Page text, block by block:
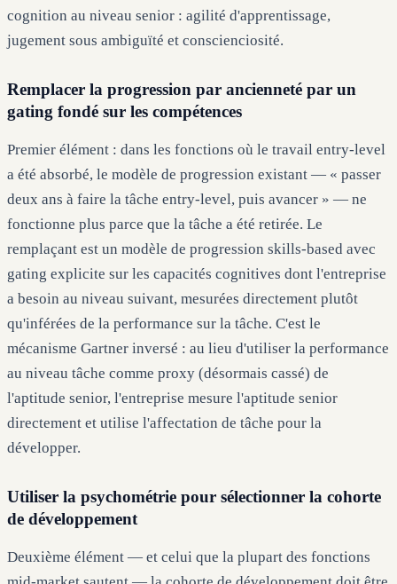
cognition au niveau senior : agilité d'apprentissage,
jugement sous ambiguïté et conscienciosité.
Remplacer la progression par ancienneté par un
gating fondé sur les compétences
Premier élément : dans les fonctions où le travail entry-level
a été absorbé, le modèle de progression existant — « passer
deux ans à faire la tâche entry-level, puis avancer » — ne
fonctionne plus parce que la tâche a été retirée. Le
remplaçant est un modèle de progression skills-based avec
gating explicite sur les capacités cognitives dont l'entreprise
a besoin au niveau suivant, mesurées directement plutôt
qu'inférées de la performance sur la tâche. C'est le
mécanisme Gartner inversé : au lieu d'utiliser la performance
au niveau tâche comme proxy (désormais cassé) de
l'aptitude senior, l'entreprise mesure l'aptitude senior
directement et utilise l'affectation de tâche pour la
développer.
Utiliser la psychométrie pour sélectionner la cohorte
de développement
Deuxième élément — et celui que la plupart des fonctions